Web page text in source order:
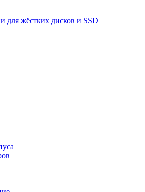
для жёстких дисков и SSD